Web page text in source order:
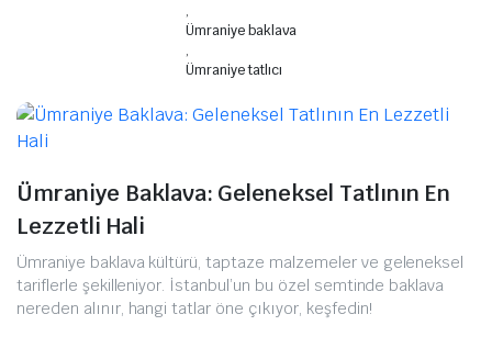
,
Ümraniye baklava
,
Ümraniye tatlıcı
Ümraniye Baklava: Geleneksel Tatlının En
Lezzetli Hali
Ümraniye baklava kültürü, taptaze malzemeler ve geleneksel
tariflerle şekilleniyor. İstanbul’un bu özel semtinde baklava
nereden alınır, hangi tatlar öne çıkıyor, keşfedin!